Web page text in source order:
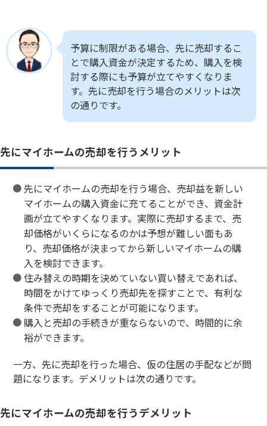
予算に制限がある場合、先に売却するこ
とで購入資金が決定するため、購入を検
討する際にも予算が立てやすくなりま
す。先に売却を行う場合のメリットは次
の通りです。
先にマイホームの売却を行うメリット
先にマイホームの売却を行う場合、売却益を新しい
マイホームの購入資金に充てることができ、資金計
画が立てやすくなります。実際に売却するまで、売
却価格がいくらになるのかは予想が難しい面もあ
り、売却価格が決まってから新しいマイホームの購
入を検討できます。
住み替えの時期を決めていない買い替えであれば、
時間をかけてゆっくり売却先を探すことで、有利な
条件で売却をすることが可能になります。
購入と売却の手続きが重ならないので、時間的に余
裕ができます。
一方、先に売却を行った場合、仮の住居の手配などが問
題になります。デメリットは次の通りです。
先にマイホームの売却を行うデメリット